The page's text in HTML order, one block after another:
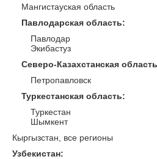
Мангистауская область
Павлодарская область:
Павлодар
Экибастуз
Северо-Казахстанская область
Петропавловск
Туркестанская область:
Туркестан
Шымкент
Кыргызстан, все регионы
Узбекистан: